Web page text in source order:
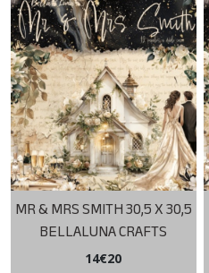
MR & MRS SMITH 30,5 X 30,5
BELLALUNA CRAFTS
14€20